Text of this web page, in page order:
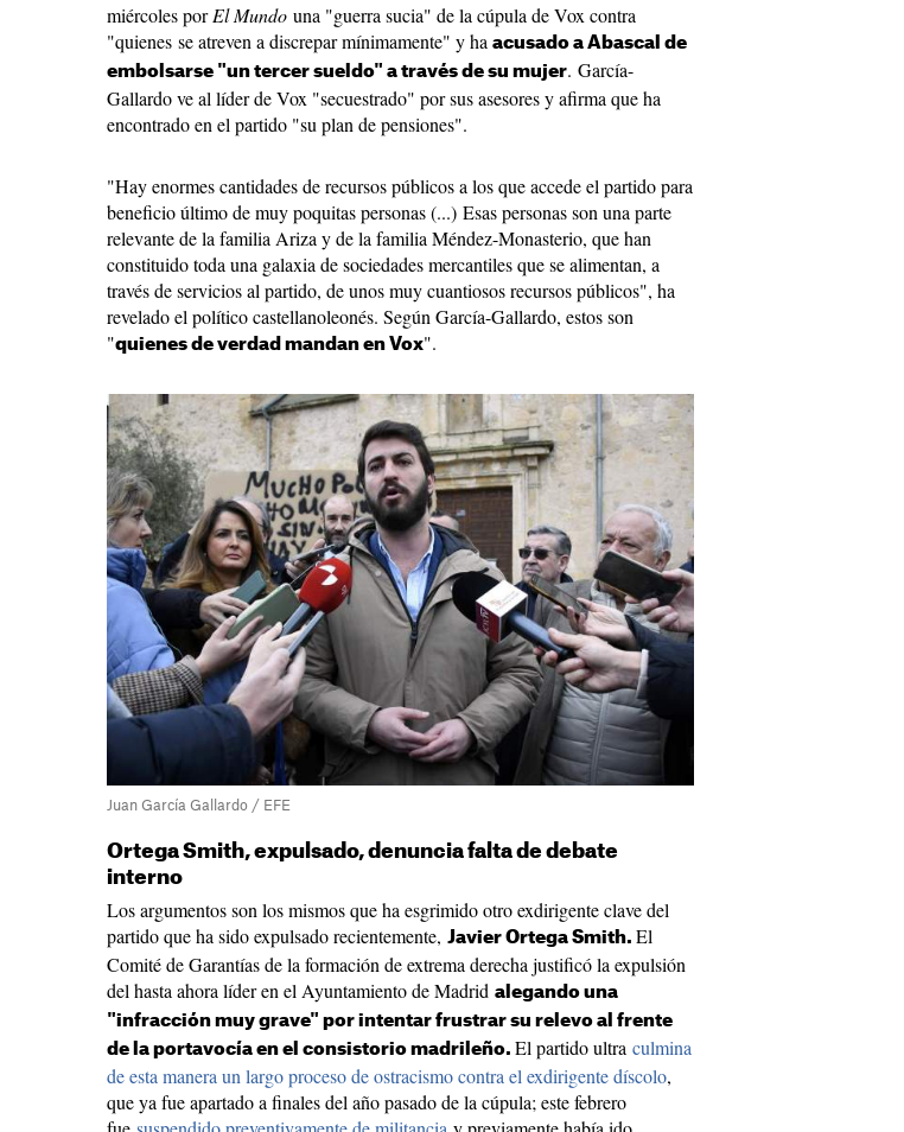
miércoles porEl Mundo una "guerra sucia" de la cúpula de Vox contra
"quienes se atreven a discrepar mínimamente" y ha acusado a Abascal de
embolsarse "un tercer sueldo" a través de su mujer. García-
Gallardo ve al líder de Vox "secuestrado" por sus asesores y afirma que ha
encontrado en el partido "su plan de pensiones".
"Hay enormes cantidades de recursos públicos a los que accede el partido para
beneficio último de muy poquitas personas (...) Esas personas son una parte
relevante de la familia Ariza y de la familia Méndez-Monasterio, que han
constituido toda una galaxia de sociedades mercantiles que se alimentan, a
través de servicios al partido, de unos muy cuantiosos recursos públicos", ha
revelado el político castellanoleonés. Según García-Gallardo, estos son
"quienes de verdad mandan en Vox".
Juan García Gallardo / EFE
Ortega Smith, expulsado, denuncia falta de debate
interno
Los argumentos son los mismos que ha esgrimido otro exdirigente clave del
partido que ha sido expulsado recientemente, Javier Ortega Smith. El
Comité de Garantías de la formación de extrema derecha justificó la expulsión
del hasta ahora líder en el Ayuntamiento de Madrid alegando una
"infracción muy grave" por intentar frustrar su relevo al frente
de la portavocía en el consistorio madrileño. El partido ultra culmina
de esta manera un largo proceso de ostracismo contra el exdirigente díscolo,
que ya fue apartado a finales del año pasado de la cúpula; este febrero